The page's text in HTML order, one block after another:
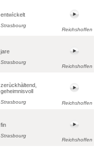
entwìckelt
Strasbourg
Reichshoffen
jare
Strasbourg
Reichshoffen
zerùckhàltend,
geheimnisvoll
Strasbourg Reichshoffen
fin
Strasbourg
Reichshoffen